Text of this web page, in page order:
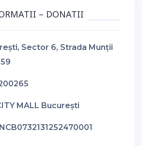
– DONATII
Sector 6, Strada Munții
MALL București